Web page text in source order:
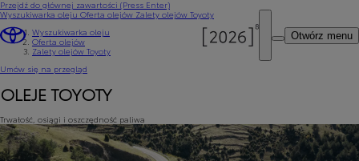
Przejdź do głównej zawartości (Press Enter)
Otwórz menu
Wyszukiwarka oleju Oferta olejów Zalety olejów Toyoty
Wyszukiwarka oleju
Oferta olejów
Zalety olejów Toyoty
Umów się na przegląd
OLEJE TOYOTY
Trwałość, osiągi i oszczędność paliwa